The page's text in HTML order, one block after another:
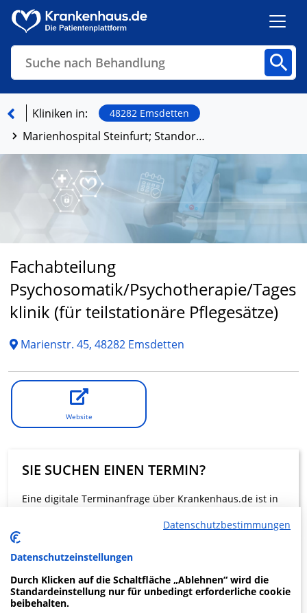
Suche nach Behandlung
Finden
Kliniken in: 48282 Emsdetten
Marienhospital Steinfurt; Standort Emsdetten, Klinik für Psychosomatik und Psychotherapie
Fachabteilung
Psychosomatik/Psychotherapie/Tages
klinik (für teilstationäre Pflegesätze)
Marienstr. 45, 48282 Emsdetten
Website
SIE SUCHEN EINEN TERMIN?
Eine digitale Terminanfrage über Krankenhaus.de ist in
Beratung und Kontakt
Datenschutzbestimmungen
Datenschutzeinstellungen
Durch Klicken auf die Schaltfläche „Ablehnen“ wird die
Standardeinstellung nur für unbedingt erforderliche cookie
beibehalten.